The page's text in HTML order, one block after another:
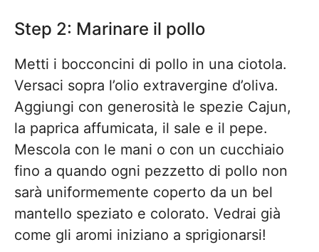
Step 2: Marinare il pollo
Metti i bocconcini di pollo in una ciotola.
Versaci sopra l’olio extravergine d’oliva.
Aggiungi con generosità le spezie Cajun,
la paprica affumicata, il sale e il pepe.
Mescola con le mani o con un cucchiaio
fino a quando ogni pezzetto di pollo non
sarà uniformemente coperto da un bel
mantello speziato e colorato. Vedrai già
come gli aromi iniziano a sprigionarsi!